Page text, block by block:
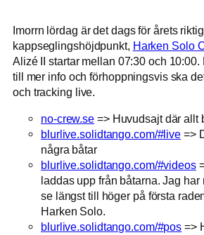
Imorrn lördag är det dags för årets
kappseglingshöjdpunkt, Harken Solo
Alizé II startar mellan 07:30 och
till mer info och förhoppningsvis ska
och tracking live.
no-crew.se => Huvudsajt där allt
blurlive.solidtango.com/#live =>
några båtar
blurlive.solidtango.com/#videos
laddas upp från båtarna. Jag har
se längst till höger på första
Harken Solo.
blurlive.solidtango.com/#pos =>